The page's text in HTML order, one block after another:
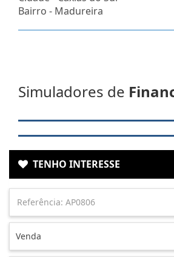
Bairro - Madureira
Simuladores de
TENHO INTERESSE
Venda